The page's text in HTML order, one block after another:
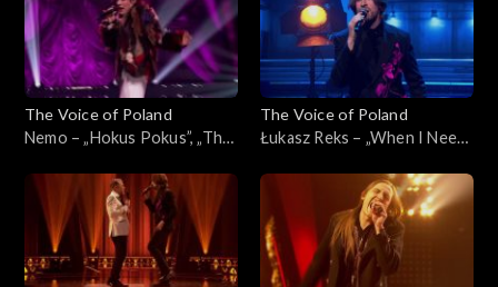
of Poland”, Finał, 29
listopada 2025
The Voice of Poland
Nemo – „Hokus Pokus”, „The
listopada 2025
The Voice of Poland
Łukasz Reks – „When I Need
Finał, 29 listopada 2025